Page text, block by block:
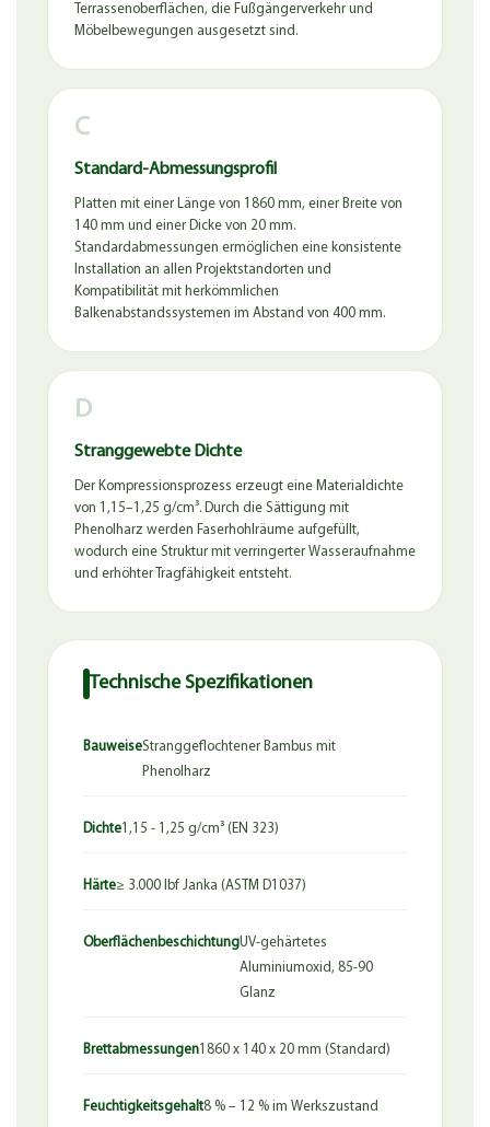
Terrassenoberflächen, die Fußgängerverkehr und
Möbelbewegungen ausgesetzt sind.
C
Standard-Abmessungsprofil
Platten mit einer Länge von 1860 mm, einer Breite von
140 mm und einer Dicke von 20 mm.
Standardabmessungen ermöglichen eine konsistente
Installation an allen Projektstandorten und
Kompatibilität mit herkömmlichen
Balkenabstandssystemen im Abstand von 400 mm.
D
Stranggewebte Dichte
Der Kompressionsprozess erzeugt eine Materialdichte
von 1,15–1,25 g/cm³. Durch die Sättigung mit
Phenolharz werden Faserhohlräume aufgefüllt,
wodurch eine Struktur mit verringerter Wasseraufnahme
und erhöhter Tragfähigkeit entsteht.
Technische Spezifikationen
BauweiseStranggeflochtener Bambus mit
Phenolharz
Dichte1,15 - 1,25 g/cm³ (EN 323)
Härte≥ 3.000 lbf Janka (ASTM D1037)
OberflächenbeschichtungUV-gehärtetes
Aluminiumoxid, 85-90
Glanz
Brettabmessungen1860 x 140 x 20 mm (Standard)
Feuchtigkeitsgehalt8 % – 12 % im Werkszustand